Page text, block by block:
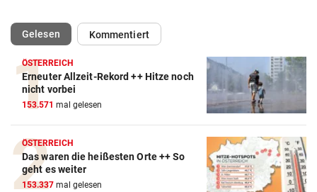
Gelesen(ausgewählt)Kommentiert
ÖSTERREICH
Erneuter Allzeit-Rekord ++ Hitze noch
nicht vorbei
153.571 mal gelesen
ÖSTERREICH
Das waren die heißesten Orte ++ So
geht es weiter
153.337 mal gelesen